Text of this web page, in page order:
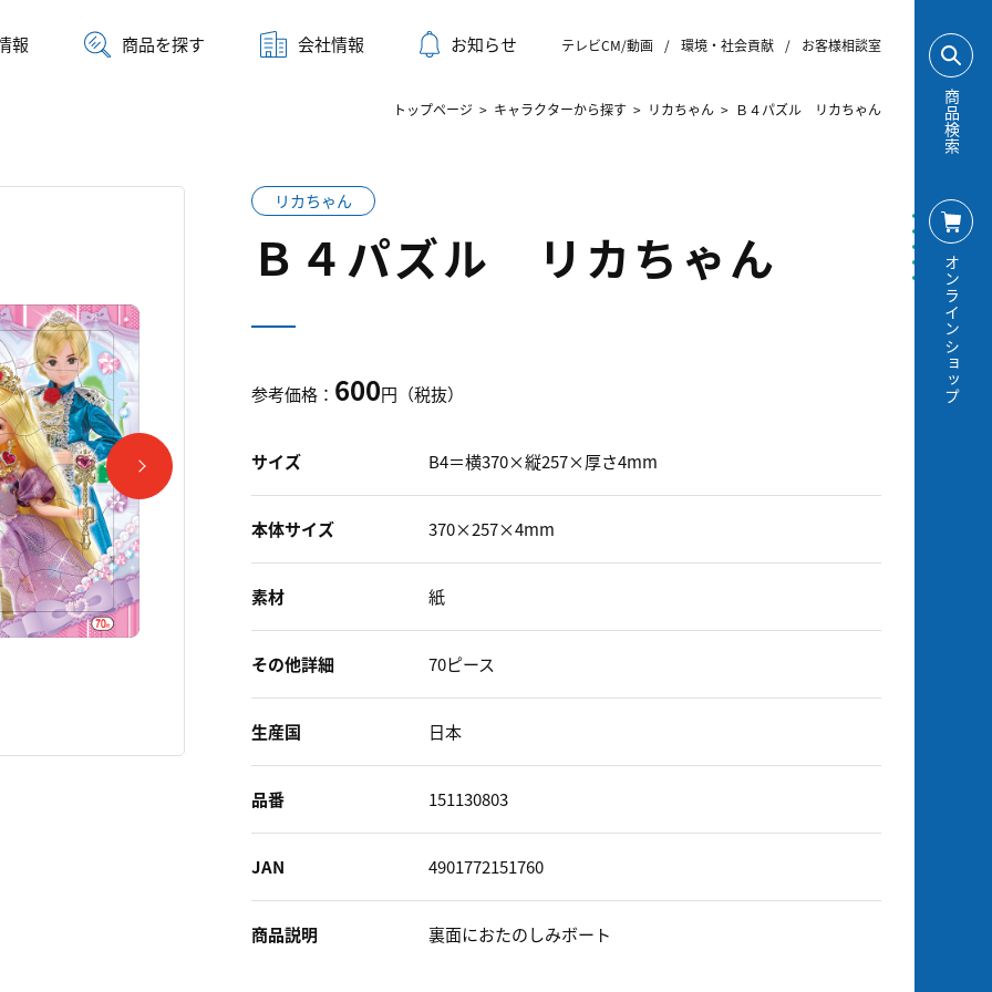
報 商品を探す 会社情報 お知らせ テレビCM/動画 / 環境・社会貢献 / お客様相談室
トップページ > キャラクターから探す > リカちゃん > Ｂ４パズル リカちゃん
リカちゃん
Ｂ４パズル リカちゃん
参考価格： 600円（税抜）
サイズ B4＝横370×縦257×厚さ4mm
本体サイズ 370×257×4mm
素材 紙
その他詳細 70ピース
生産国 日本
品番 151130803
JAN 4901772151760
商品説明 裏面におたのしみボート
商品検索
オンラインショップ